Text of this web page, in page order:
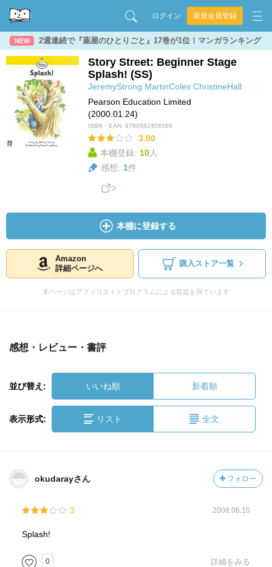
ログイン 新規会員登録
NEW 2週連続で『薬屋のひとりごと』17巻が1位！マンガランキング
Story Street: Beginner Stage
Splash! (SS)
JeremyStrong MartinColes ChristineHall
Pearson Education Limited
(2000.01.24)
ISBN・EAN: 9780582406568
3.00
本棚登録: 10人
感想: 1件
本棚に登録する
Amazon
詳細ページへ
購入ストア一覧
本ページはアフィリエイトプログラムによる収益を得ています
感想・レビュー・書評
並び替え: いいね順 新着順
表示形式: リスト 全文
okudarayさん フォロー
3 2008.06.10
Splash!
0 詳細をみる